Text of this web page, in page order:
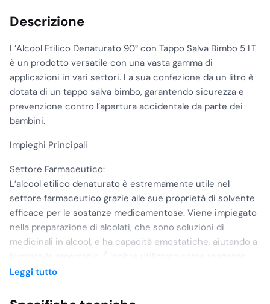
Descrizione
L’Alcool Etilico Denaturato 90° con Tappo Salva Bimbo 5 LT
è un prodotto versatile con una vasta gamma di
applicazioni in vari settori. La sua confezione da un litro è
dotata di un tappo salva bimbo, garantendo sicurezza e
prevenzione contro l’apertura accidentale da parte dei
bambini.
Impieghi Principali
Settore Farmaceutico:
L’alcool etilico denaturato è estremamente utile nel
settore farmaceutico grazie alle sue proprietà di solvente
efficace per le sostanze medicamentose. Viene impiegato
nella preparazione di alcolati, che sono soluzioni di
medicinali in alcool, e ha capacità emostatiche, aiutando a
fermare le emorragie. È inoltre utilizzato come reagente
nella sintesi di vari eteri e altri composti chimici.
Leggi tutto